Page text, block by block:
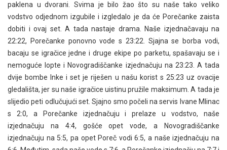
paklena u dvorani. Svima je bilo žao što su naše tako veliko
vodstvo odjednom izgubile i izgledalo je da će Porečanke zaista
dobiti i ovaj set. A tada nastaje drama. Naše izjednačavaju na
22:22, Porečanke ponovno vode s 23:22. Sjajna se borba vodi,
bacaju se igračice jedne i druge ekipe po parketu, spašavaju se i
nemoguće lopte i Novogradiščanke izjednačuju na 23:23. A tada
dvije bombe Inke i set je riješen u našu korist s 25:23 uz ovacije
gledališta, jer su naše igračice uistinu pružile maksimum. A tada je
slijedio peti odlučujući set. Sjajno smo počeli na servis Ivane Mlinac
s 2:0, a Porečanke izjednačuju i prelaze u vodstvo, naše
izjednačuju na 4:4, gošće opet vode, a Novogradiščanke
izjednačuju na 5:5, pa opet Poreč vodi 6:5, a naše izjednačuju na